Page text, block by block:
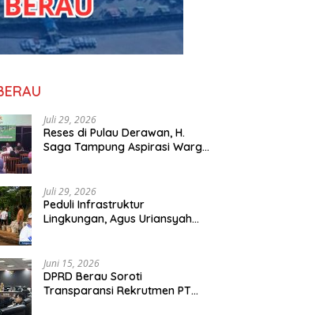
Juli 29, 2026
Reses di Pulau Derawan, H.
Saga Tampung Aspirasi Warga
Juli 29, 2026
Peduli Infrastruktur
Lingkungan, Agus Uriansyah
Juni 15, 2026
DPRD Berau Soroti
Transparansi Rekrutmen PT